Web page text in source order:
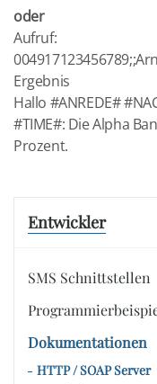
oder
Aufruf:
Ergebnis
Hallo #ANREDE#
#TIME#: Die Alpha
Prozent.
Entwickler
SMS Schnittstellen
Dokumentationen
HTTP / SOAP Server